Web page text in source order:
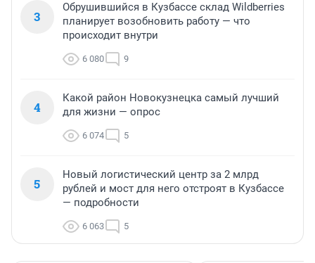
3
Обрушившийся в Кузбассе склад Wildberries
планирует возобновить работу — что
происходит внутри
6 080 9
4
Какой район Новокузнецка самый лучший
для жизни — опрос
6 074 5
5
Новый логистический центр за 2 млрд
рублей и мост для него отстроят в Кузбассе
— подробности
6 063 5